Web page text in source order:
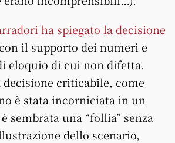
ha spiegato la decisione
il supporto dei numeri e
eloquio di cui non difetta.
decisione criticabile, come
è stata incorniciata in un
sembrata una “follia” senza
dello scenario,